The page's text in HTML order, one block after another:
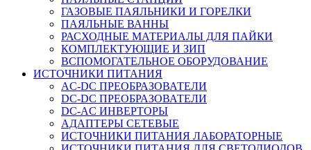
ГАЗОВЫЕ ПАЯЛЬНИКИ И ГОРЕЛКИ
ПАЯЛЬНЫЕ ВАННЫ
РАСХОДНЫЕ МАТЕРИАЛЫ ДЛЯ ПАЙКИ
КОМПЛЕКТУЮЩИЕ И ЗИП
ВСПОМОГАТЕЛЬНОЕ ОБОРУДОВАНИЕ
ИСТОЧНИКИ ПИТАНИЯ
AC-DC ПРЕОБРАЗОВАТЕЛИ
DC-DC ПРЕОБРАЗОВАТЕЛИ
DC-AC ИНВЕРТОРЫ
АДАПТЕРЫ СЕТЕВЫЕ
ИСТОЧНИКИ ПИТАНИЯ ЛАБОРАТОРНЫЕ